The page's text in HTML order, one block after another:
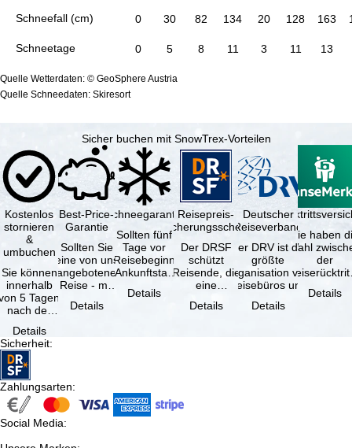
Schneefall (cm)
Schneetage
0 30 82 134 20 128 163
0 5 8 11 3 11 13
Quelle Wetterdaten: © GeoSphere Austria
Quelle Schneedaten: Skiresort
Sicher buchen mit SnowTrex-Vorteilen
Kostenlos
stornieren
&
umbuchen
Sie können
innerhalb
5 Tagen
nach der
kostenfrei
…
Details
Best-Price-
Garantie
Sollten Sie
eine von uns
angebotene
Reise - mit
Verfügbarkeit
Details
Schneegarantie
Sollten fünf
Tage vor
Reisebeginn
(Ankunftstag)
Schneemangel
Details
Reisepreis-
Sicherungsschein
Der DRSF
schützt
Reisende, die
eine
oder
Details
Deutscher
Reiseverband
Der DRV ist die
größte
Organisation von
Reisebüros und
Reiseveranstaltern
in …
Details
Sie haben
Wahl
der
(inklusive
Details
Sicherheit:
Zahlungsarten:
Social Media: